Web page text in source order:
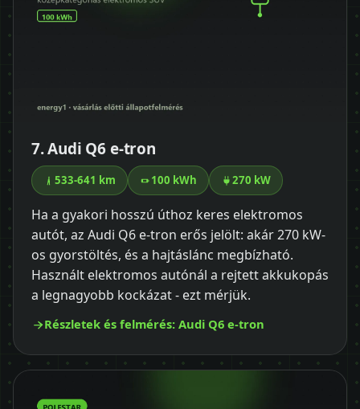
7. Audi Q6 e-tron
533-641 km 100 kWh 270 kW
Ha a gyakori hosszú úthoz keres elektromos
autót, az Audi Q6 e-tron erős jelölt: akár 270 kW-
os gyorstöltés, és a hajtáslánc megbízható.
Használt elektromos autónál a rejtett akkukopás
a legnagyobb kockázat - ezt mérjük.
Részletek és felmérés: Audi Q6 e-tron